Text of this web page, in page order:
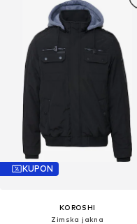
KUPON
KOROSHI
Zimska jakna